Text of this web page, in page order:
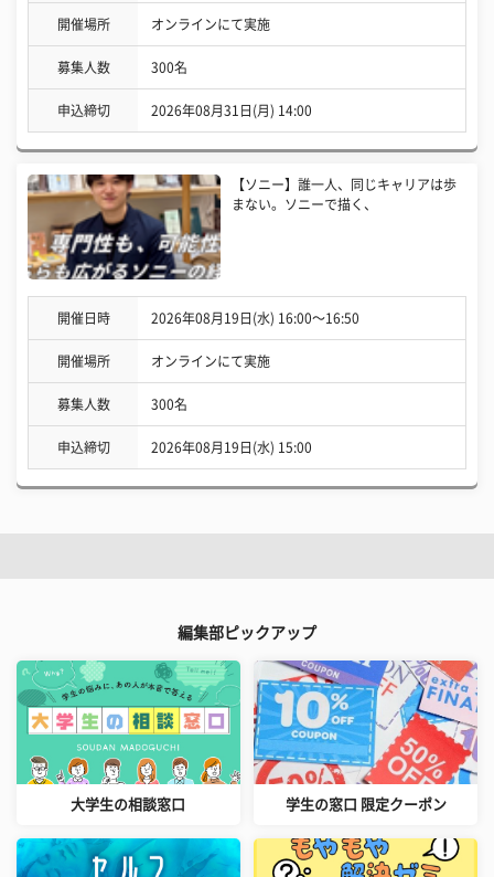
開催場所 オンラインにて実施
募集人数 300名
申込締切 2026年08月31日(月) 14:00
【ソニー】誰一人、同じキャリアは歩
まない。ソニーで描く、
開催日時 2026年08月19日(水) 16:00〜16:50
開催場所 オンラインにて実施
募集人数 300名
申込締切 2026年08月19日(水) 15:00
編集部ピックアップ
大学生の相談窓口 学生の窓口 限定クーポン